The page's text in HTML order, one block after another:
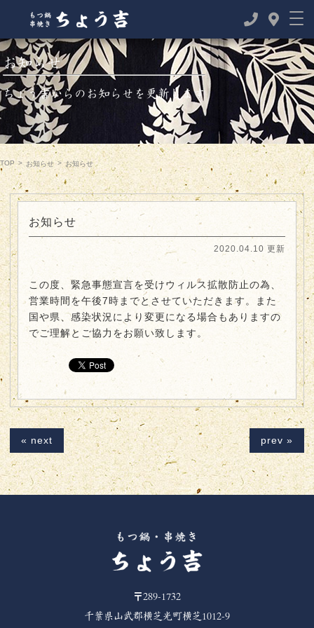
お知らせ
ちょう吉からのお知らせを更新します
TOP > お知らせ > お知らせ
お知らせ
2020.04.10 更新
この度、緊急事態宣言を受けウィルス拡散防止の為、
営業時間を午後7時までとさせていただきます。また
国や県、感染状況により変更になる場合もありますの
でご理解とご協力をお願い致します。
« next prev »
〒289-1732
千葉県山武郡横芝光町横芝1012-9